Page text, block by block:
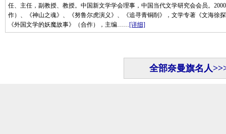
任、主任，副教授、教授。中国新文学学会理事，中国当代文学研究会会员。
作）、《神山之魂》、《努鲁尔虎演义》、《追寻青铜削》，文学专著《文海徐
《外国文学的妖魔故事》（合作），主编……[详细]
全部奈曼旗名人